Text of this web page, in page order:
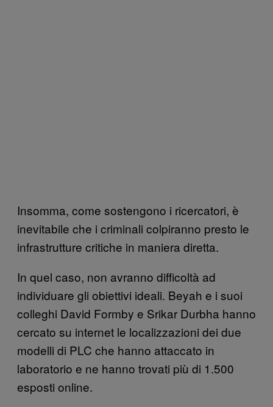
Insomma, come sostengono i ricercatori, è
inevitabile che i criminali colpiranno presto le
infrastrutture critiche in maniera diretta.
In quel caso, non avranno difficoltà ad
individuare gli obiettivi ideali. Beyah e i suoi
colleghi David Formby e Srikar Durbha hanno
cercato su internet le localizzazioni dei due
modelli di PLC che hanno attaccato in
laboratorio e ne hanno trovati più di 1.500
esposti online.